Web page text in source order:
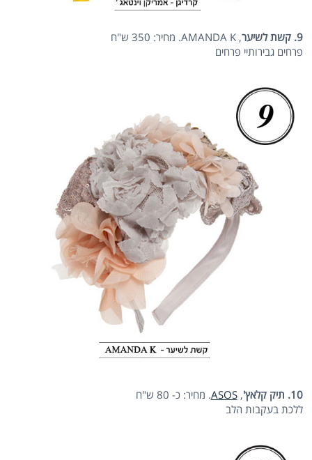
9. קשת לשיער
, AMANDA K. מחיר: 350 ש"ח
פרחים גבירותיי פרחים
10. תיק קלאץ' ,
ASOS. מחיר: כ- 80 ש"ח
ללכת בעקבות הלב